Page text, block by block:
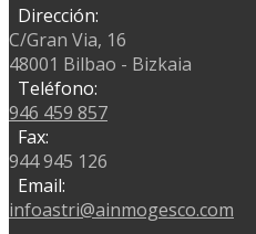
Dirección:
C/Gran Via, 16
48001 Bilbao - Bizkaia
Teléfono:
946 459 857
Fax:
944 945 126
Email:
infoastri@ainmogesco.com